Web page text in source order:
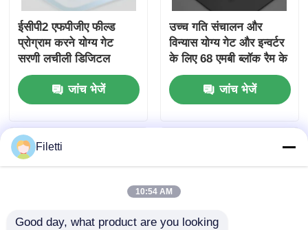
ईसीपी2 एफपीजीए फील्ड
प्रोग्राम करने योग्य गेट
सरणी लचीली डिजिटल
प्रणालियों के लिए 68 एमबी
तक ब्लॉक रैम और 6 यूएस
सेटलिंग समय के साथ
जांच भेजें
उच्च गति संचालन और
विन्यास योग्य गेट और इन्वर्टर
के लिए 68 एमबी ब्लॉक रैम के
साथ एफपीजीए फील्ड
प्रोग्राम करने योग्य गेट
सरणी
जांच भेजें
Filetti
10:54 AM
Good day, what product are you looking